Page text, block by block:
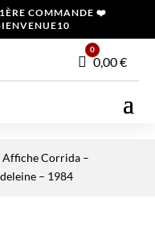
1ÈRE COMMANDE ❤️
Panier
0
0,00€
Corrida –
– 1984